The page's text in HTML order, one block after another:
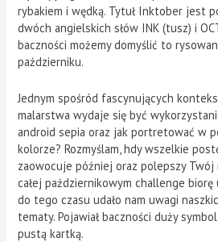
rybakiem i wędką. Tytuł Inktober jest
dwóch angielskich słów INK (tusz) i
baczności możemy domyślić to
październiku.
Jednym spośród fascynujących
malarstwa wydaje się być
android sepia oraz jak portretować w
kolorze? Rozmyślam, hdy wszelkie
zaowocuje później oraz polepszy
całej październikowym challenge
do tego czasu udało nam uwagi
tematy. Pojawiał baczności duży
pustą kartką.